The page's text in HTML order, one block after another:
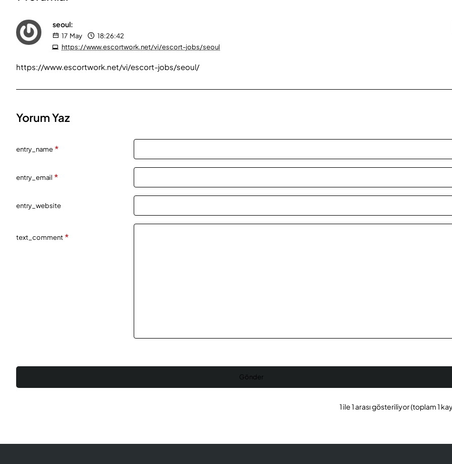
seoul:
17 May
18:26:42
https://www.escortwork.net/vi/escort-jobs/seoul
https://www.escortwork.net/vi/escort-jobs/seoul/
Yorum Yaz
entry_name
entry_email
entry_website
text_comment
Gönder
1 ile 1 arası gösteriliyor (toplam 1